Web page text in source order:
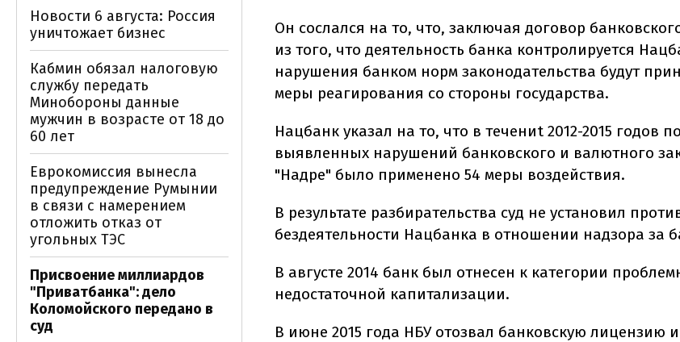
Он сослался на то, что, заключая договор
из того, что деятельность банка контролируется
нарушения банком норм законодательства будут
меры реагирования со стороны государства.
Нацбанк указал на то, что в течениt 2012-2015 годов
выявленных нарушений банковского и валютного
"Надре" было применено 54 меры воздействия.
В результате разбирательства суд не установил
бездеятельности Нацбанка в отношении надзора за
В августе 2014 банк был отнесен к категории
недостаточной капитализации.
В июне 2015 года НБУ отозвал банковскую лицензию
Новости 6 августа: Россия
уничтожает бизнес
Кабмин обязал налоговую
службу передать
Минобороны данные
мужчин в возрасте от 18 до
60 лет
Еврокомиссия вынесла
предупреждение Румынии
в связи с намерением
отложить отказ от
угольных ТЭС
Присвоение миллиардов
"Приватбанка": дело
Коломойского передано в
суд